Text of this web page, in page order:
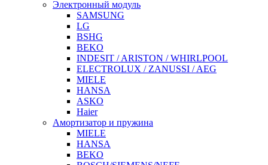
Электронный модуль
SAMSUNG
LG
BSHG
BEKO
INDESIT / ARISTON / WHIRLPOOL
ELECTROLUX / ZANUSSI / AEG
MIELE
HANSA
ASKO
Haier
Амортизатор и пружина
MIELE
HANSA
BEKO